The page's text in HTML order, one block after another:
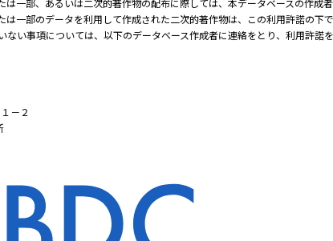
は一部、あるいは二次的著作物の配布に際しては、本データベースの作成
は一部のデータを利用して作成された二次的著作物は、この利用許諾の下
ない事項については、以下のデータベース作成者に連絡をとり、利用許諾を
－２